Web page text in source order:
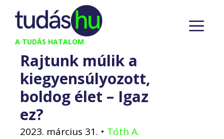
Kilépés
tartalomba
A TUDÁS HATALOM
Rajtunk múlik a
kiegyensúlyozott,
boldog élet – Igaz
ez?
2023. március 31. • Tóth A.